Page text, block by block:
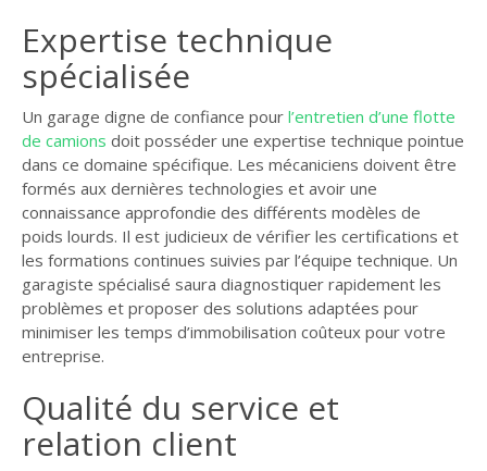
Expertise technique
spécialisée
Un garage digne de confiance pour l’entretien d’une flotte
de camions doit posséder une expertise technique pointue
dans ce domaine spécifique. Les mécaniciens doivent être
formés aux dernières technologies et avoir une
connaissance approfondie des différents modèles de
poids lourds. Il est judicieux de vérifier les certifications et
les formations continues suivies par l’équipe technique. Un
garagiste spécialisé saura diagnostiquer rapidement les
problèmes et proposer des solutions adaptées pour
minimiser les temps d’immobilisation coûteux pour votre
entreprise.
Qualité du service et
relation client